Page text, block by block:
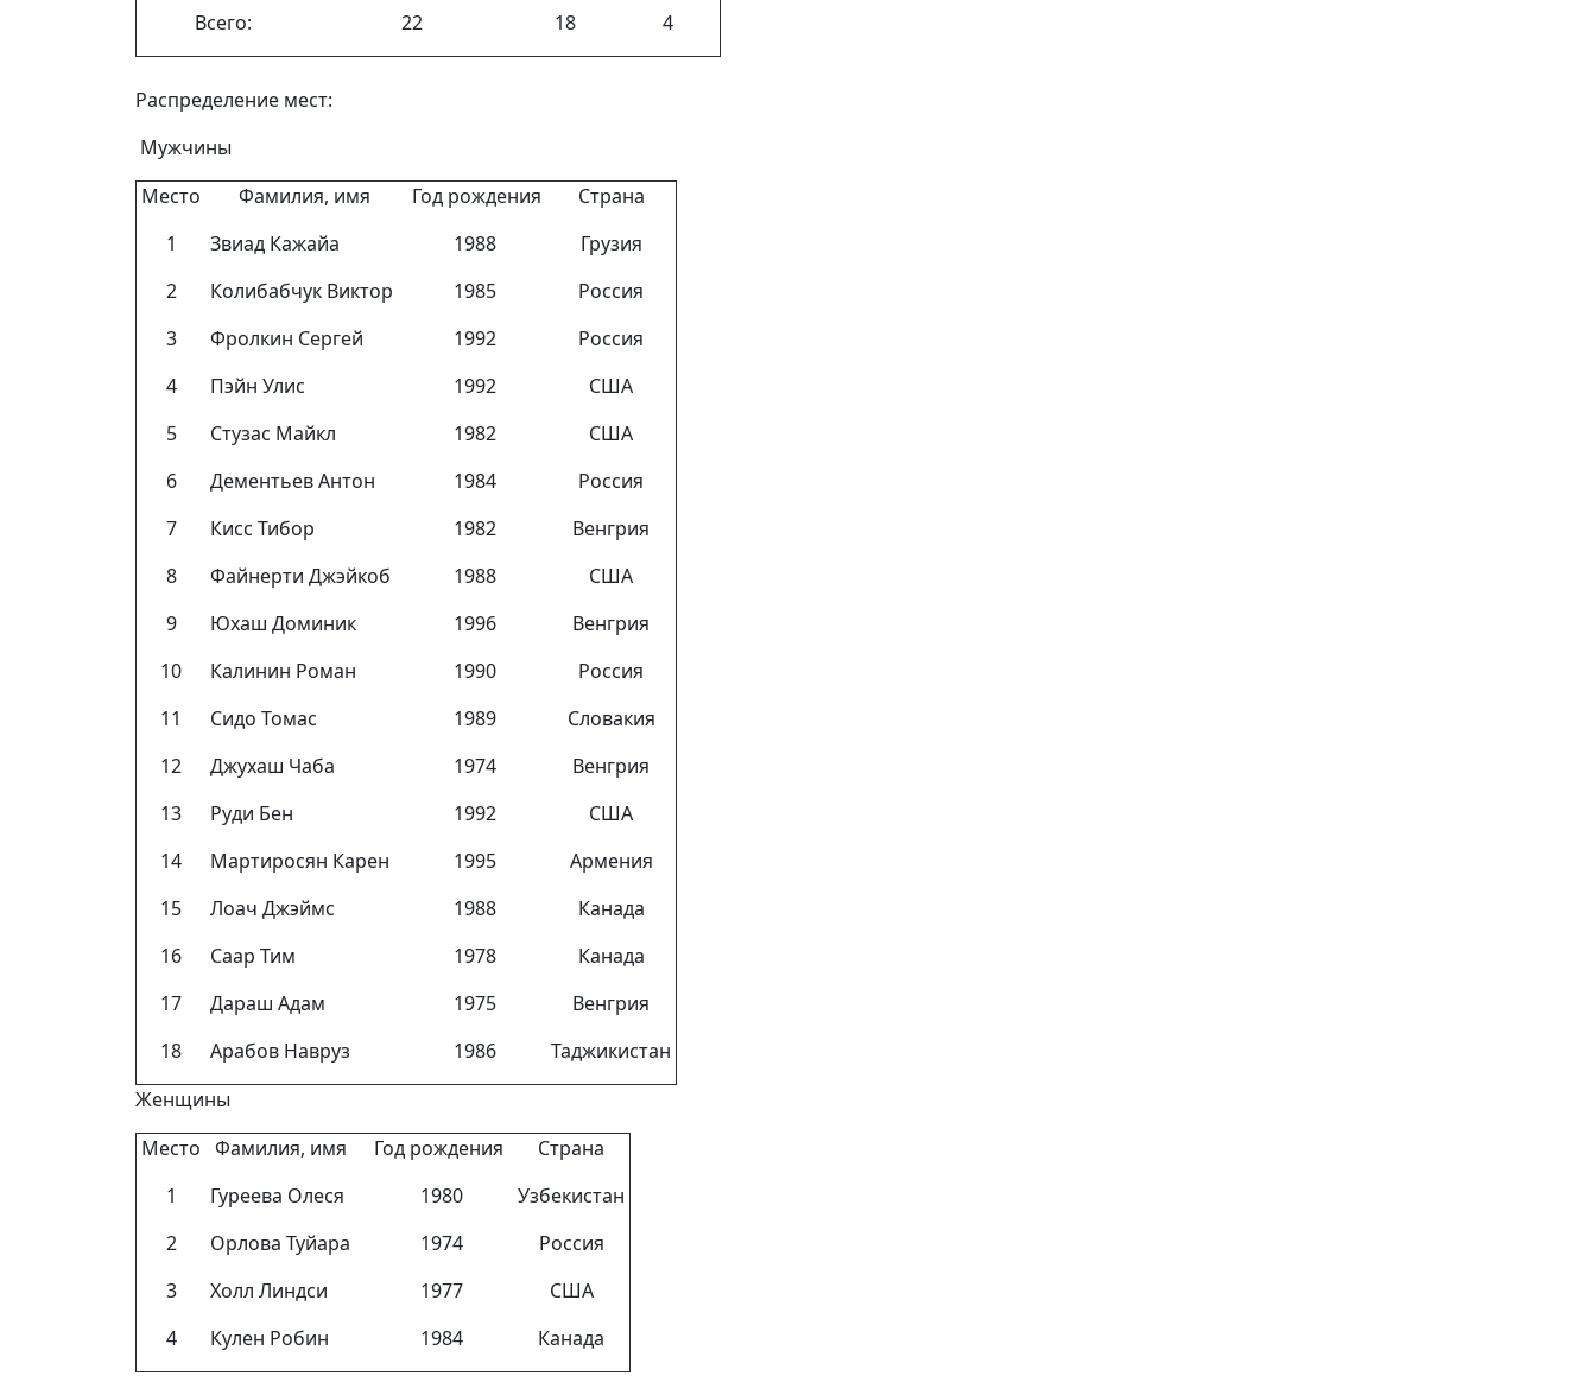
Всего:
22 18 4
Распределение мест:
Мужчины
Место
Фамилия, имя Год рождения
Страна
1
Звиад Кажайа 1988
Грузия
2
Колибабчук Виктор 1985
Россия
3
Фролкин Сергей 1992
Россия
4
Пэйн Улис 1992
США
5
Стузас Майкл 1982
США
6
Дементьев Антон 1984
Россия
7
Кисс Тибор 1982
Венгрия
8
Файнерти Джэйкоб 1988
США
9
Юхаш Доминик 1996
Венгрия
10
Калинин Роман 1990
Россия
11
Сидо Томас 1989
Словакия
12
Джухаш Чаба 1974
Венгрия
13
Руди Бен 1992
США
14
Мартиросян Карен 1995
Армения
15
Лоач Джэймс 1988
Канада
16
Саар Тим 1978
Канада
17
Дараш Адам 1975
Венгрия
18
Арабов Навруз 1986
Таджикистан
Женщины
Место Фамилия, имя Год рождения
Страна
1
Гуреева Олеся 1980
Узбекистан
2
Орлова Туйара 1974
Россия
3
Холл Линдси 1977
США
4
Кулен Робин 1984 Канада